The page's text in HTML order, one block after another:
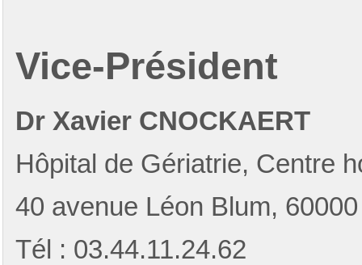
Vice-Président
Dr Xavier CNOCKAERT
Hôpital de Gériatrie, Centre
40 avenue Léon Blum,
Tél : 03.44.11.24.62